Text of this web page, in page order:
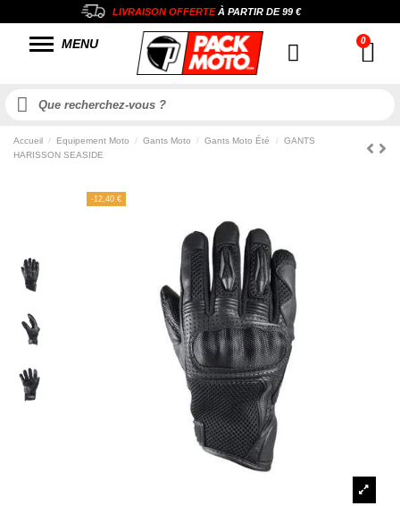
LIVRAISON OFFERTEÀ PARTIR DE99 €
MENU
Accueil Equipement Moto Gants Moto Gants Moto Été
GANTS
HARISSON SEASIDE
-12,40 €